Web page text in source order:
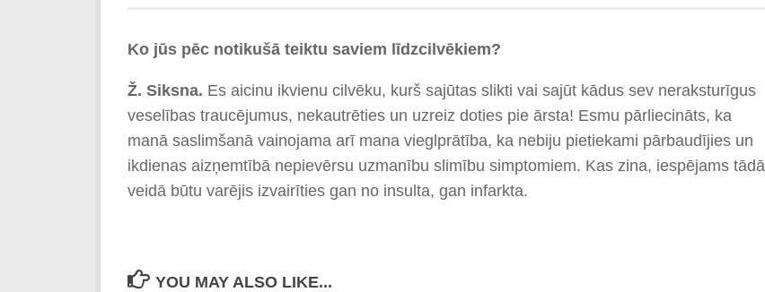
Ko jūs pēc notikušā teiktu saviem līdzcilvēkiem?
Ž. Siksna. Es aicinu ikvienu cilvēku, kurš sajūtas slikti vai sajūt kādus sev neraksturīgus
veselības traucējumus, nekautrēties un uzreiz doties pie ārsta! Esmu pārliecināts, ka
manā saslimšanā vainojama arī mana vieglprātība, ka nebiju pietiekami pārbaudījies un
ikdienas aizņemtībā nepievērsu uzmanību slimību simptomiem. Kas zina, iespējams tādā
veidā būtu varējis izvairīties gan no insulta, gan infarkta.
YOU MAY ALSO LIKE...